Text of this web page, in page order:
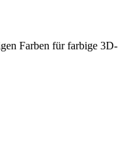
Farben für farbige 3D-